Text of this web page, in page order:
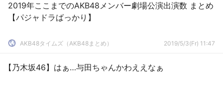
2019年ここまでのAKB48メンバー劇場公演出演数 まとめ
【パジャドラばっかり】
AKB48タイムズ（AKB48まとめ） 2019/5/3(Fr) 11:47
【乃木坂46】はぁ…与田ちゃんかわええなぁ